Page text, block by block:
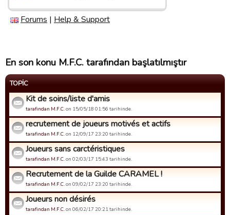
Forums | Help & Support
En son konu M.F.C. tarafından başlatılmıştır
TOPIC
Kit de soins/liste d'amis
tarafindan M.F.C.on 15/05/18 01:56 tarihinde.
recrutement de joueurs motivés et actifs
tarafindan M.F.C.on 12/09/17 23:20 tarihinde.
Joueurs sans carctéristiques
tarafindan M.F.C.on 02/03/17 15:43 tarihinde.
Recrutement de la Guilde CARAMEL !
tarafindan M.F.C.on 09/02/17 23:20 tarihinde.
Joueurs non désirés
tarafindan M.F.C.on 06/02/17 20:21 tarihinde.